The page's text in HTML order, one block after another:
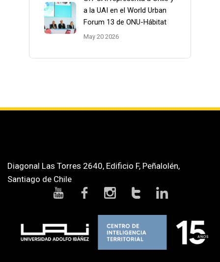
a la UAI en el World Urban
Forum 13 de ONU-Hábitat
May 20 2026
Diagonal Las Torres 2640, Edificio F, Peñalolén,
Santiago de Chile